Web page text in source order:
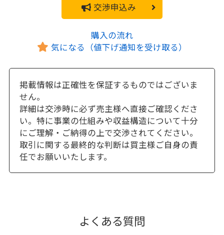
交渉申込み
購入の流れ
気になる（値下げ通知を受け取る）
掲載情報は正確性を保証するものではございま
せん。
詳細は交渉時に必ず売主様へ直接ご確認くださ
い。特に事業の仕組みや収益構造について十分
にご理解・ご納得の上で交渉されてください。
取引に関する最終的な判断は買主様ご自身の責
任でお願いいたします。
よくある質問